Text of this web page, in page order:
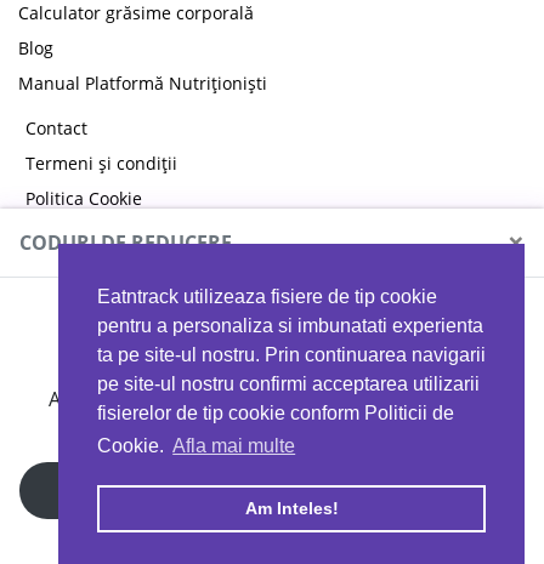
Eatntrack utilizeaza fisiere de tip cookie
pentru a personaliza si imbunatati experienta
ta pe site-ul nostru. Prin continuarea navigarii
pe site-ul nostru confirmi acceptarea utilizarii
fisierelor de tip cookie conform Politicii de
Cookie. Afla mai multe
Am Inteles!
Calculator grăsime corporală
Blog
Manual Platformă Nutriționiști
Contact
Termeni și condiții
Politica Cookie
Politica de confidențialitate
Copyright © 2026 EAT & TRACK S.R.L
CODURI DE REDUCERE ×
MYPROTEIN
Ai 40%reducere la orice comandă folosind codul
EATTRACK
Profită acum